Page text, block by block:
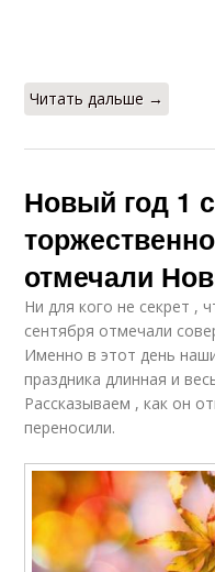
Читать дальше →
Новый год 1
отмечали
Ни для кого не секрет ,
сентября отмечали
Именно в этот день
праздника длинная и
Рассказываем , как он
переносили.